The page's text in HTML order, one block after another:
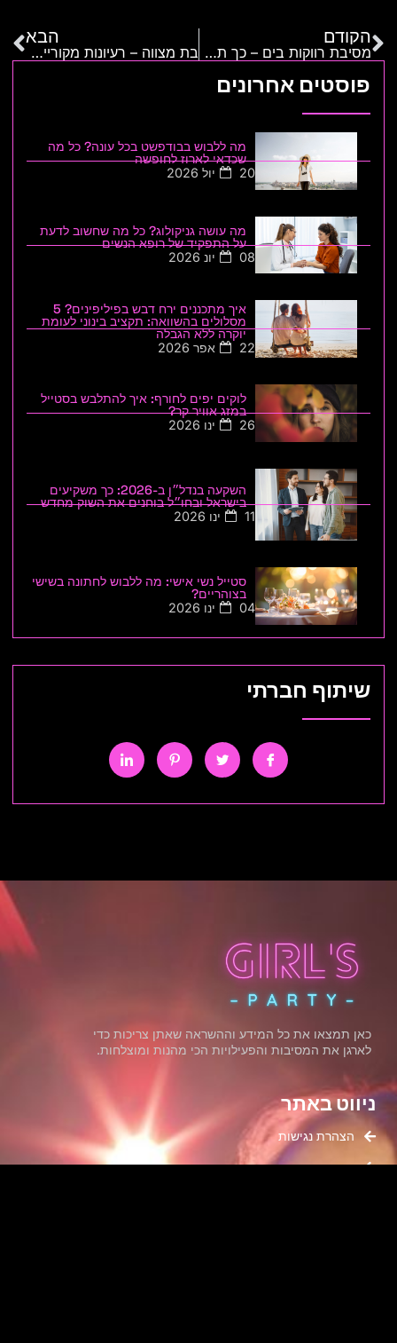
הקודם
מסיבת רווקות בים – כך תעשו את זה בסטייל
הבא
בת מצווה – רעיונות מקוריים ויצירתיים לחגיגה מיוחדת
פוסטים אחרונים
מה ללבוש בבודפשט בכל עונה? כל מה
שכדאי לארוז לחופשה
20 יול 2026
מה עושה גניקולוג? כל מה שחשוב לדעת
על התפקיד של רופא הנשים
08 יונ 2026
איך מתכננים ירח דבש בפיליפינים? 5
מסלולים בהשוואה: תקציב בינוני לעומת
יוקרה ללא הגבלה
22 אפר 2026
לוקים יפים לחורף: איך להתלבש בסטייל
במזג אוויר קר?
26 ינו 2026
השקעה בנדל״ן ב-2026: כך משקיעים
בישראל ובחו״ל בוחנים את השוק מחדש
11 ינו 2026
סטייל נשי אישי: מה ללבוש לחתונה בשישי
בצוהריים?
04 ינו 2026
שיתוף חברתי
כאן תמצאו את כל המידע וההשראה שאתן צריכות כדי
לארגן את המסיבות והפעילויות הכי מהנות ומוצלחות.
ניווט באתר
הצהרת נגישות
מדיניות פרטיות